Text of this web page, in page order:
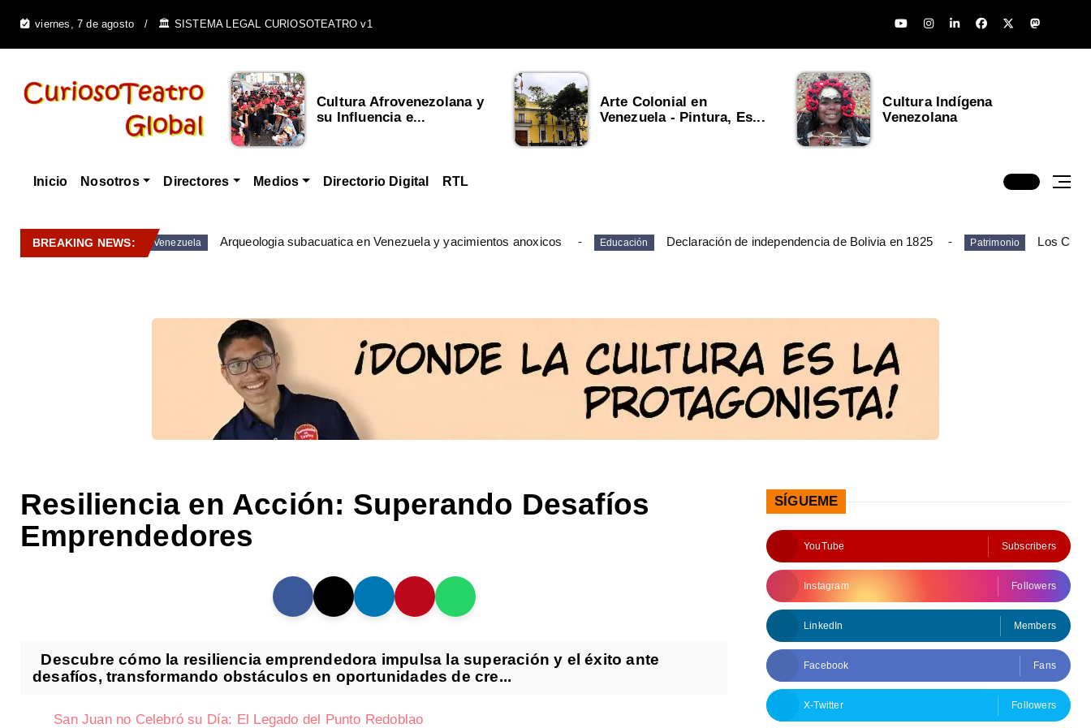
viernes, 7 de agosto 🏛️ SISTEMA LEGAL CURIOSOTEATRO v1
Cultura Afrovenezolana y
su Influencia e...
Arte Colonial en
Venezuela - Pintura, Es...
Cultura Indígena
Venezolana
Inicio Nosotros Directores Medios Directorio Digital RTL
BREAKING NEWS: Venezuela Arqueologia subacuatica en Venezuela y yacimientos anoxicos Educación Declaración de independencia de Bolivia en 1825 Patrimonio Los
Resiliencia en Acción: Superando Desafíos
Emprendedores
Descubre cómo la resiliencia emprendedora impulsa la superación y el éxito ante
desafíos, transformando obstáculos en oportunidades de cre...
San Juan no Celebró su Día: El Legado del Punto Redoblao
SÍGUEME
YouTube Subscribers
Instagram Followers
LinkedIn Members
Facebook Fans
X-Twitter Followers